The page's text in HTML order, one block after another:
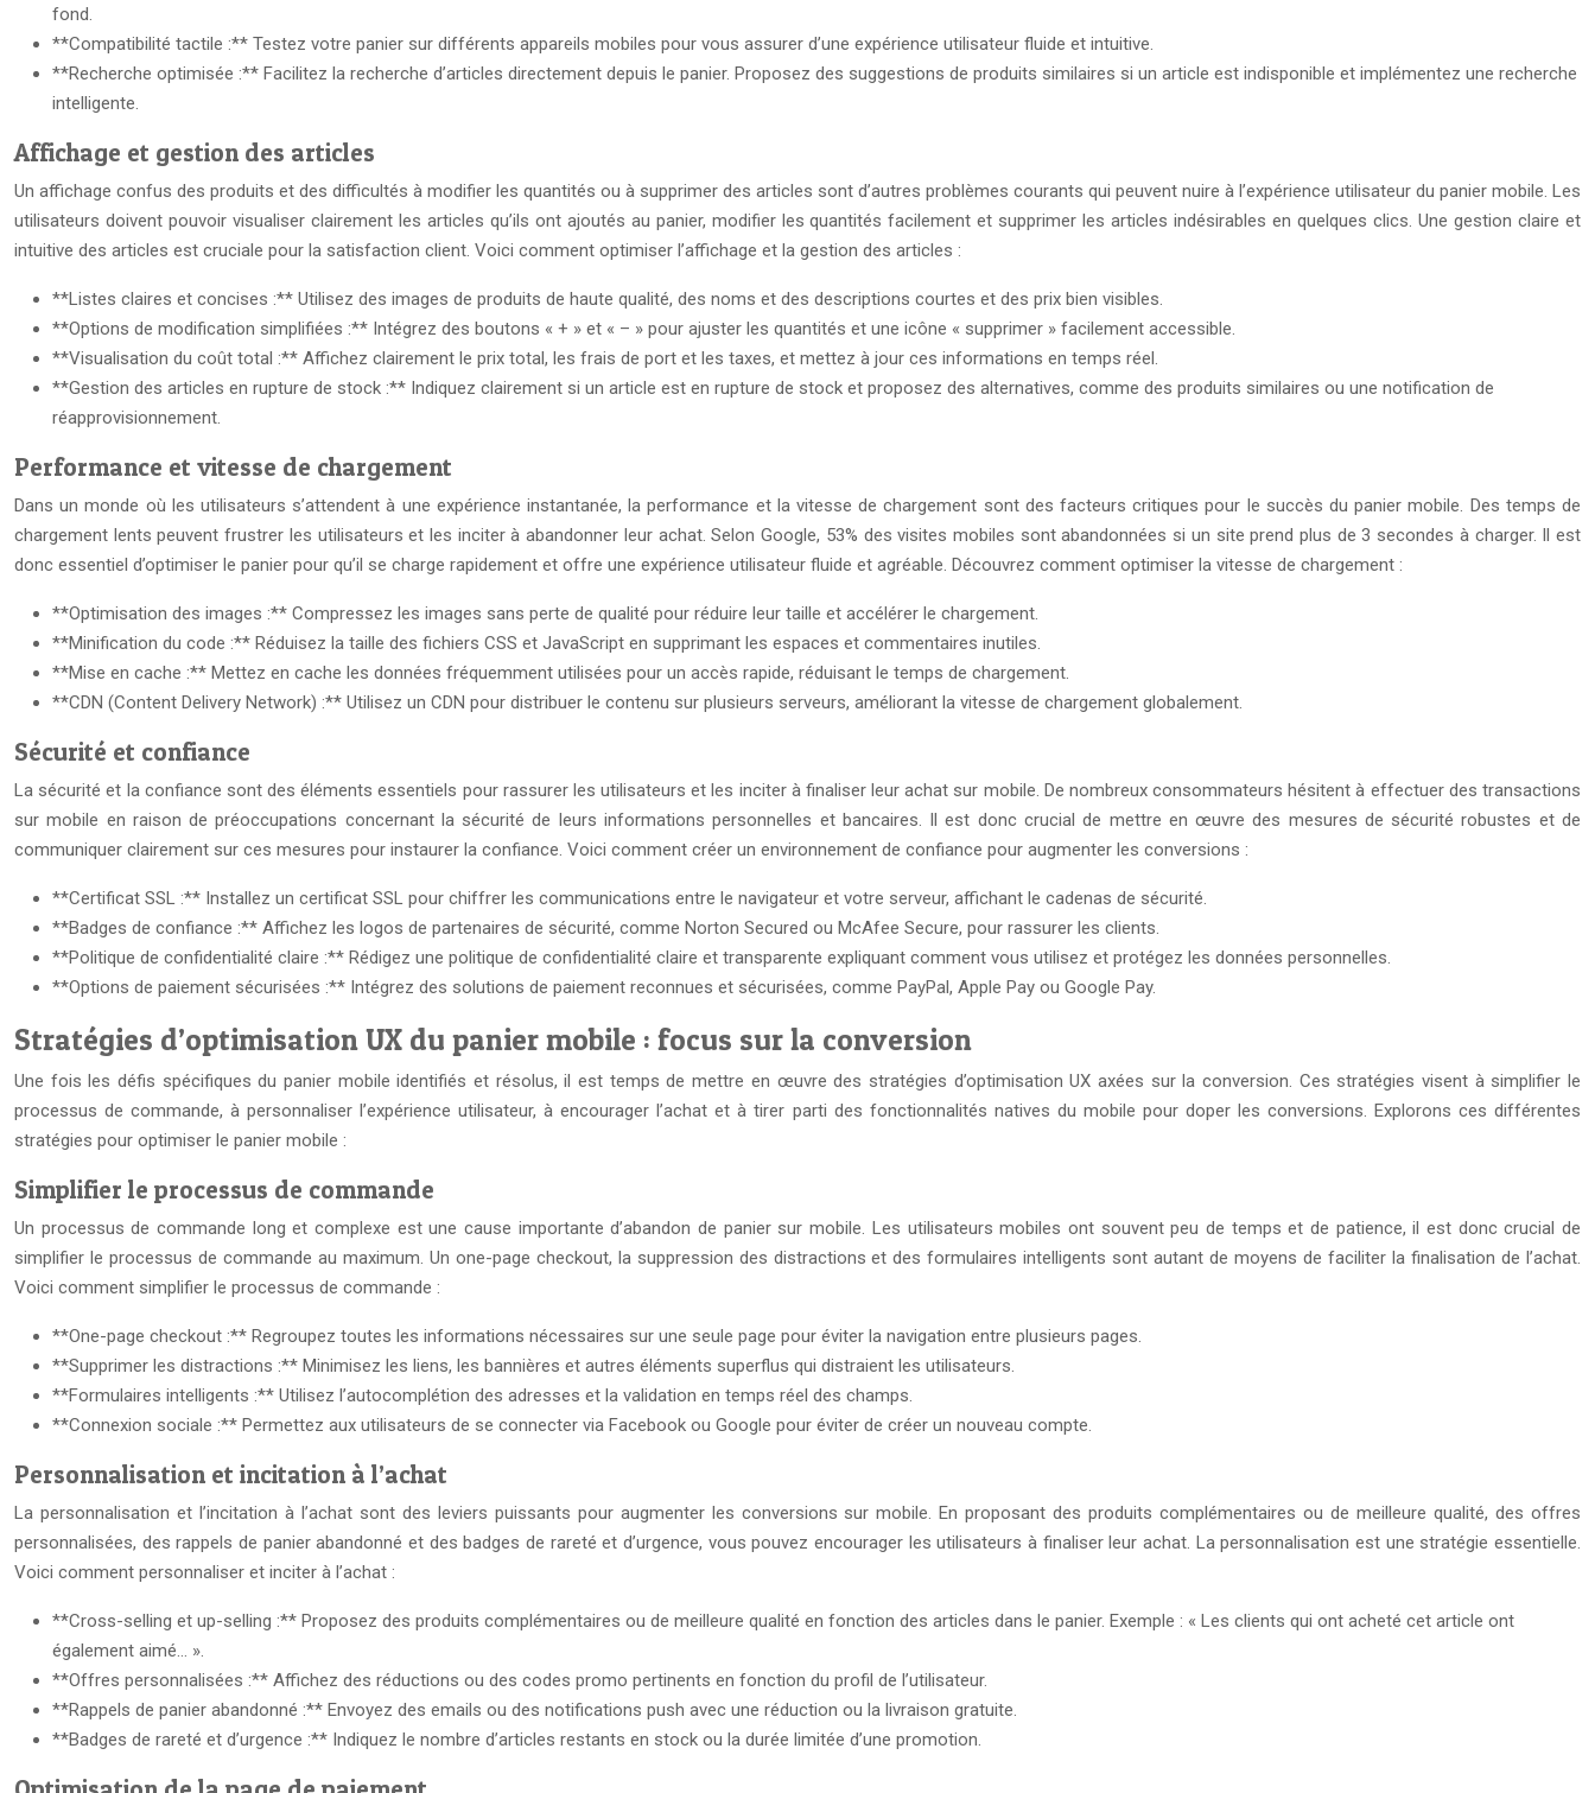
fond.
**Compatibilité tactile :** Testez votre panier sur différents appareils mobiles pour vous assurer d’une expérience utilisateur fluide et intuitive.
**Recherche optimisée :** Facilitez la recherche d’articles directement depuis le panier. Proposez des suggestions de produits similaires si un article est indisponible et implémentez une recherche
intelligente.
Affichage et gestion des articles
Un affichage confus des produits et des difficultés à modifier les quantités ou à supprimer des articles sont d’autres problèmes courants qui peuvent nuire à l’expérience utilisateur du panier mobile. Les
utilisateurs doivent pouvoir visualiser clairement les articles qu’ils ont ajoutés au panier, modifier les quantités facilement et supprimer les articles indésirables en quelques clics. Une gestion claire et
intuitive des articles est cruciale pour la satisfaction client. Voici comment optimiser l’affichage et la gestion des articles :
**Listes claires et concises :** Utilisez des images de produits de haute qualité, des noms et des descriptions courtes et des prix bien visibles.
**Options de modification simplifiées :** Intégrez des boutons « + » et « – » pour ajuster les quantités et une icône « supprimer » facilement accessible.
**Visualisation du coût total :** Affichez clairement le prix total, les frais de port et les taxes, et mettez à jour ces informations en temps réel.
**Gestion des articles en rupture de stock :** Indiquez clairement si un article est en rupture de stock et proposez des alternatives, comme des produits similaires ou une notification de
réapprovisionnement.
Performance et vitesse de chargement
Dans un monde où les utilisateurs s’attendent à une expérience instantanée, la performance et la vitesse de chargement sont des facteurs critiques pour le succès du panier mobile. Des temps de
chargement lents peuvent frustrer les utilisateurs et les inciter à abandonner leur achat. Selon Google, 53% des visites mobiles sont abandonnées si un site prend plus de 3 secondes à charger. Il est
donc essentiel d’optimiser le panier pour qu’il se charge rapidement et offre une expérience utilisateur fluide et agréable. Découvrez comment optimiser la vitesse de chargement :
**Optimisation des images :** Compressez les images sans perte de qualité pour réduire leur taille et accélérer le chargement.
**Minification du code :** Réduisez la taille des fichiers CSS et JavaScript en supprimant les espaces et commentaires inutiles.
**Mise en cache :** Mettez en cache les données fréquemment utilisées pour un accès rapide, réduisant le temps de chargement.
**CDN (Content Delivery Network) :** Utilisez un CDN pour distribuer le contenu sur plusieurs serveurs, améliorant la vitesse de chargement globalement.
Sécurité et confiance
La sécurité et la confiance sont des éléments essentiels pour rassurer les utilisateurs et les inciter à finaliser leur achat sur mobile. De nombreux consommateurs hésitent à effectuer des transactions
sur mobile en raison de préoccupations concernant la sécurité de leurs informations personnelles et bancaires. Il est donc crucial de mettre en œuvre des mesures de sécurité robustes et de
communiquer clairement sur ces mesures pour instaurer la confiance. Voici comment créer un environnement de confiance pour augmenter les conversions :
**Certificat SSL :** Installez un certificat SSL pour chiffrer les communications entre le navigateur et votre serveur, affichant le cadenas de sécurité.
**Badges de confiance :** Affichez les logos de partenaires de sécurité, comme Norton Secured ou McAfee Secure, pour rassurer les clients.
**Politique de confidentialité claire :** Rédigez une politique de confidentialité claire et transparente expliquant comment vous utilisez et protégez les données personnelles.
**Options de paiement sécurisées :** Intégrez des solutions de paiement reconnues et sécurisées, comme PayPal, Apple Pay ou Google Pay.
Stratégies d’optimisation UX du panier mobile : focus sur la conversion
Une fois les défis spécifiques du panier mobile identifiés et résolus, il est temps de mettre en œuvre des stratégies d’optimisation UX axées sur la conversion. Ces stratégies visent à simplifier le
processus de commande, à personnaliser l’expérience utilisateur, à encourager l’achat et à tirer parti des fonctionnalités natives du mobile pour doper les conversions. Explorons ces différentes
stratégies pour optimiser le panier mobile :
Simplifier le processus de commande
Un processus de commande long et complexe est une cause importante d’abandon de panier sur mobile. Les utilisateurs mobiles ont souvent peu de temps et de patience, il est donc crucial de
simplifier le processus de commande au maximum. Un one-page checkout, la suppression des distractions et des formulaires intelligents sont autant de moyens de faciliter la finalisation de l’achat.
Voici comment simplifier le processus de commande :
**One-page checkout :** Regroupez toutes les informations nécessaires sur une seule page pour éviter la navigation entre plusieurs pages.
**Supprimer les distractions :** Minimisez les liens, les bannières et autres éléments superflus qui distraient les utilisateurs.
**Formulaires intelligents :** Utilisez l’autocomplétion des adresses et la validation en temps réel des champs.
**Connexion sociale :** Permettez aux utilisateurs de se connecter via Facebook ou Google pour éviter de créer un nouveau compte.
Personnalisation et incitation à l’achat
La personnalisation et l’incitation à l’achat sont des leviers puissants pour augmenter les conversions sur mobile. En proposant des produits complémentaires ou de meilleure qualité, des offres
personnalisées, des rappels de panier abandonné et des badges de rareté et d’urgence, vous pouvez encourager les utilisateurs à finaliser leur achat. La personnalisation est une stratégie essentielle.
Voici comment personnaliser et inciter à l’achat :
**Cross-selling et up-selling :** Proposez des produits complémentaires ou de meilleure qualité en fonction des articles dans le panier. Exemple : « Les clients qui ont acheté cet article ont
également aimé… ».
**Offres personnalisées :** Affichez des réductions ou des codes promo pertinents en fonction du profil de l’utilisateur.
**Rappels de panier abandonné :** Envoyez des emails ou des notifications push avec une réduction ou la livraison gratuite.
**Badges de rareté et d’urgence :** Indiquez le nombre d’articles restants en stock ou la durée limitée d’une promotion.